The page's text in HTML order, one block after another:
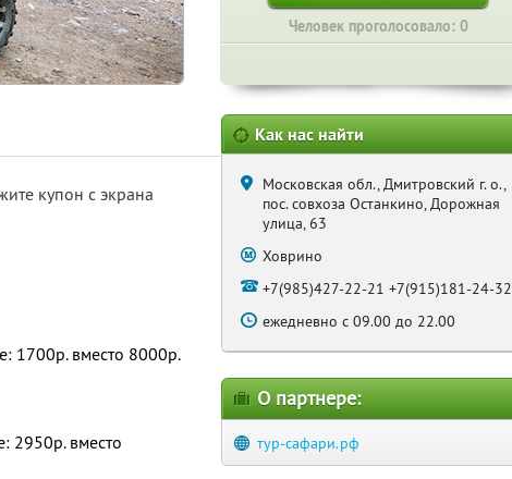
Человек проголосовало: 0
купон с экрана
1700р. вместо 8000р.
2950р. вместо
Как нас найти
Московская обл., Дмитровский г. о.,
пос. совхоза Останкино, Дорожная
улица, 63
Ховрино
+7(985)427-22-21 +7(915)181-24-32
ежедневно с 09.00 до 22.00
О партнере:
тур-сафари.рф